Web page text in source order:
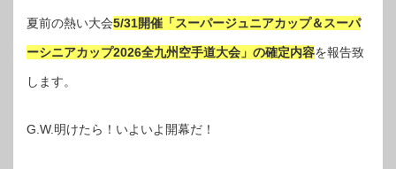
夏前の熱い大会5/31開催「スーパージュニアカップ＆スーパ
ーシニアカップ2026全九州空手道大会」の確定内容を報告致
します。
G.W.明けたら！いよいよ開幕だ！